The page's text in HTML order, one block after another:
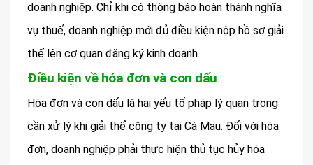
doanh nghiệp. Chỉ khi có thông báo hoàn thành nghĩa
vụ thuế, doanh nghiệp mới đủ điều kiện nộp hồ sơ giải
thể lên cơ quan đăng ký kinh doanh.
Điều kiện về hóa đơn và con dấu
Hóa đơn và con dấu là hai yếu tố pháp lý quan trọng
cần xử lý khi giải thể công ty tại Cà Mau. Đối với hóa
đơn, doanh nghiệp phải thực hiện thủ tục hủy hóa